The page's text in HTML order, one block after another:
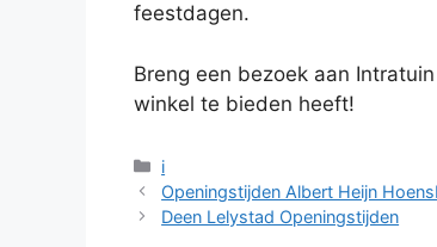
feestdagen.
Breng een bezoek aan
winkel te bieden heeft!
Categorieën
i
Openingstijden Albert Heijn
Deen Lelystad Openingstijden